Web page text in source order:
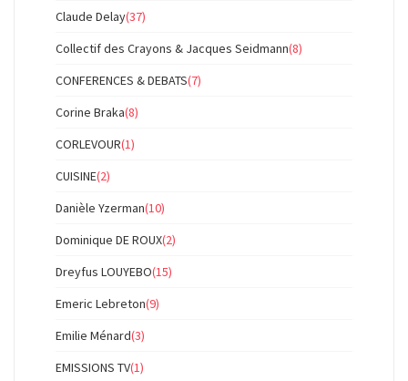
Claude Delay(37)
Collectif des Crayons & Jacques Seidmann(8)
CONFERENCES & DEBATS(7)
Corine Braka(8)
CORLEVOUR(1)
CUISINE(2)
Danièle Yzerman(10)
Dominique DE ROUX(2)
Dreyfus LOUYEBO(15)
Emeric Lebreton(9)
Emilie Ménard(3)
EMISSIONS TV(1)